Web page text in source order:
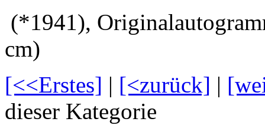
(*1941),
cm)
[<<Erstes] | [<zurück] |
dieser Kategorie